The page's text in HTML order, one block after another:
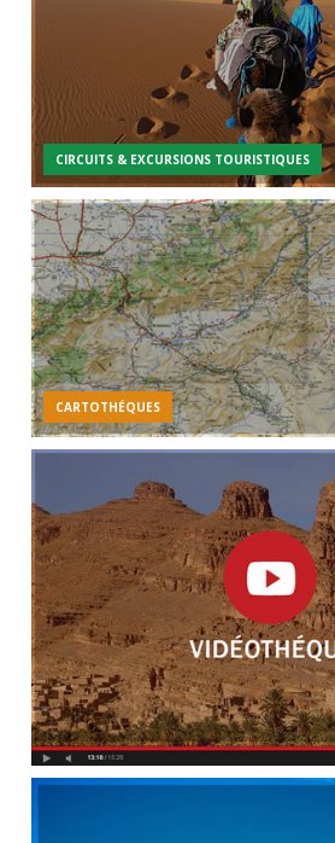
CIRCUITS & EXCURSIONS TOURISTIQUES
CARTOTHÉQUES